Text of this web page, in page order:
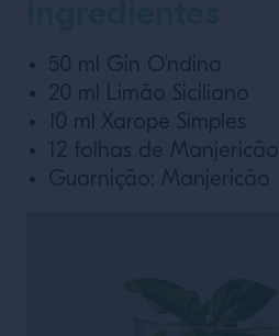
50 ml Gin O’ndina
20 ml Limão Siciliano
10 ml Xarope Simples
12 folhas de Manjericão
Guarnição: Manjericão